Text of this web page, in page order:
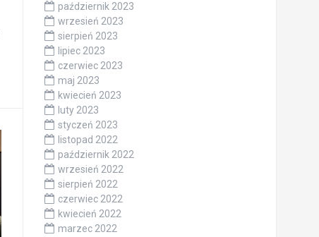
październik 2023
wrzesień 2023
sierpień 2023
lipiec 2023
czerwiec 2023
maj 2023
kwiecień 2023
luty 2023
styczeń 2023
listopad 2022
październik 2022
wrzesień 2022
sierpień 2022
czerwiec 2022
kwiecień 2022
marzec 2022